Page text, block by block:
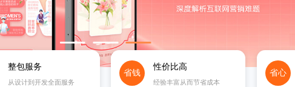
整包服务
从设计到开发全面服务
省钱
性价比高
经验丰富从而节省成本
省心